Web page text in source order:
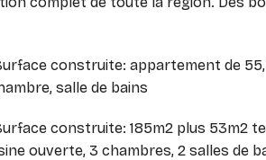
construite: appartement de
salle de bains
construite: 185m2 plus 53m2
ouverte, 3 chambres, 2 salles de